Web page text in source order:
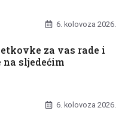
6. kolovoza 2026.
za vas rade i
na sljedećim
6. kolovoza 2026.